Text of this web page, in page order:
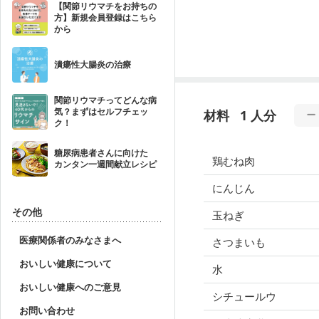
【関節リウマチをお持ちの
方】新規会員登録はこちら
から
潰瘍性大腸炎の治療
関節リウマチってどんな病
気？まずはセルフチェッ
ク！
糖尿病患者さんに向けた
カンタン一週間献立レシピ
その他
医療関係者のみなさまへ
おいしい健康について
おいしい健康へのご意見
お問い合わせ
材料 1 人分
鶏むね肉
にんじん
玉ねぎ
さつまいも
水
シチュールウ